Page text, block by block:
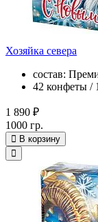
Хозяйка севера
состав:
42 конфеты /
1 890 ₽
1000 гр.
В корзину